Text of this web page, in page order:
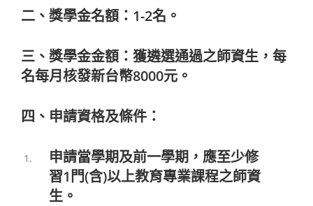
二、獎學金名額：1-2名。
三、獎學金金額：獲遴選通過之師資生，每
名每月核發新台幣8000元。
四、申請資格及條件：
申請當學期及前一學期，應至少修
習1門(含)以上教育專業課程之師資
生。